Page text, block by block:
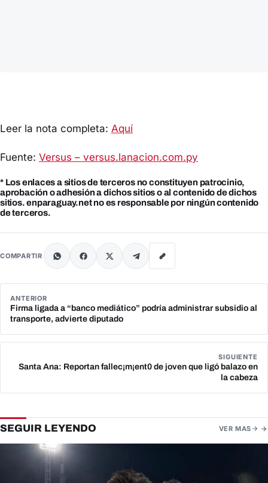
Leer la nota completa: Aquí
Fuente: Versus – versus.lanacion.com.py
* Los enlaces a sitios de terceros no constituyen patrocinio,
aprobación o adhesión a dichos sitios o al contenido de dichos
sitios. enparaguay.net no es responsable por ningún contenido
de terceros.
COMPARTIR
ANTERIOR
Firma ligada a “banco mediático” podría administrar subsidio al
transporte, advierte diputado
SIGUIENTE
Santa Ana: Reportan fallec¡m¡ent0 de joven que ligó balazo en
la cabeza
SEGUIR LEYENDO VER MAS